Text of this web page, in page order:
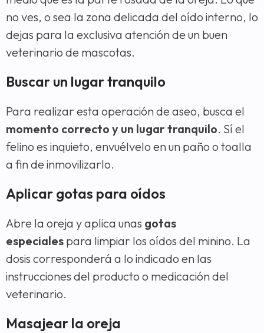
no ves, o sea la zona delicada del oído interno, lo
dejas para la exclusiva atención de un buen
veterinario de mascotas.
Buscar un lugar tranquilo
Para realizar esta operación de aseo, busca el
momento correcto y un lugar tranquilo. Sí el
felino es inquieto, envuélvelo en un paño o toalla
a fin de inmovilizarlo.
Aplicar gotas para oídos
Abre la oreja y aplica unas gotas
especiales para limpiar los oídos del minino. La
dosis corresponderá a lo indicado en las
instrucciones del producto o medicación del
veterinario.
Masajear la oreja